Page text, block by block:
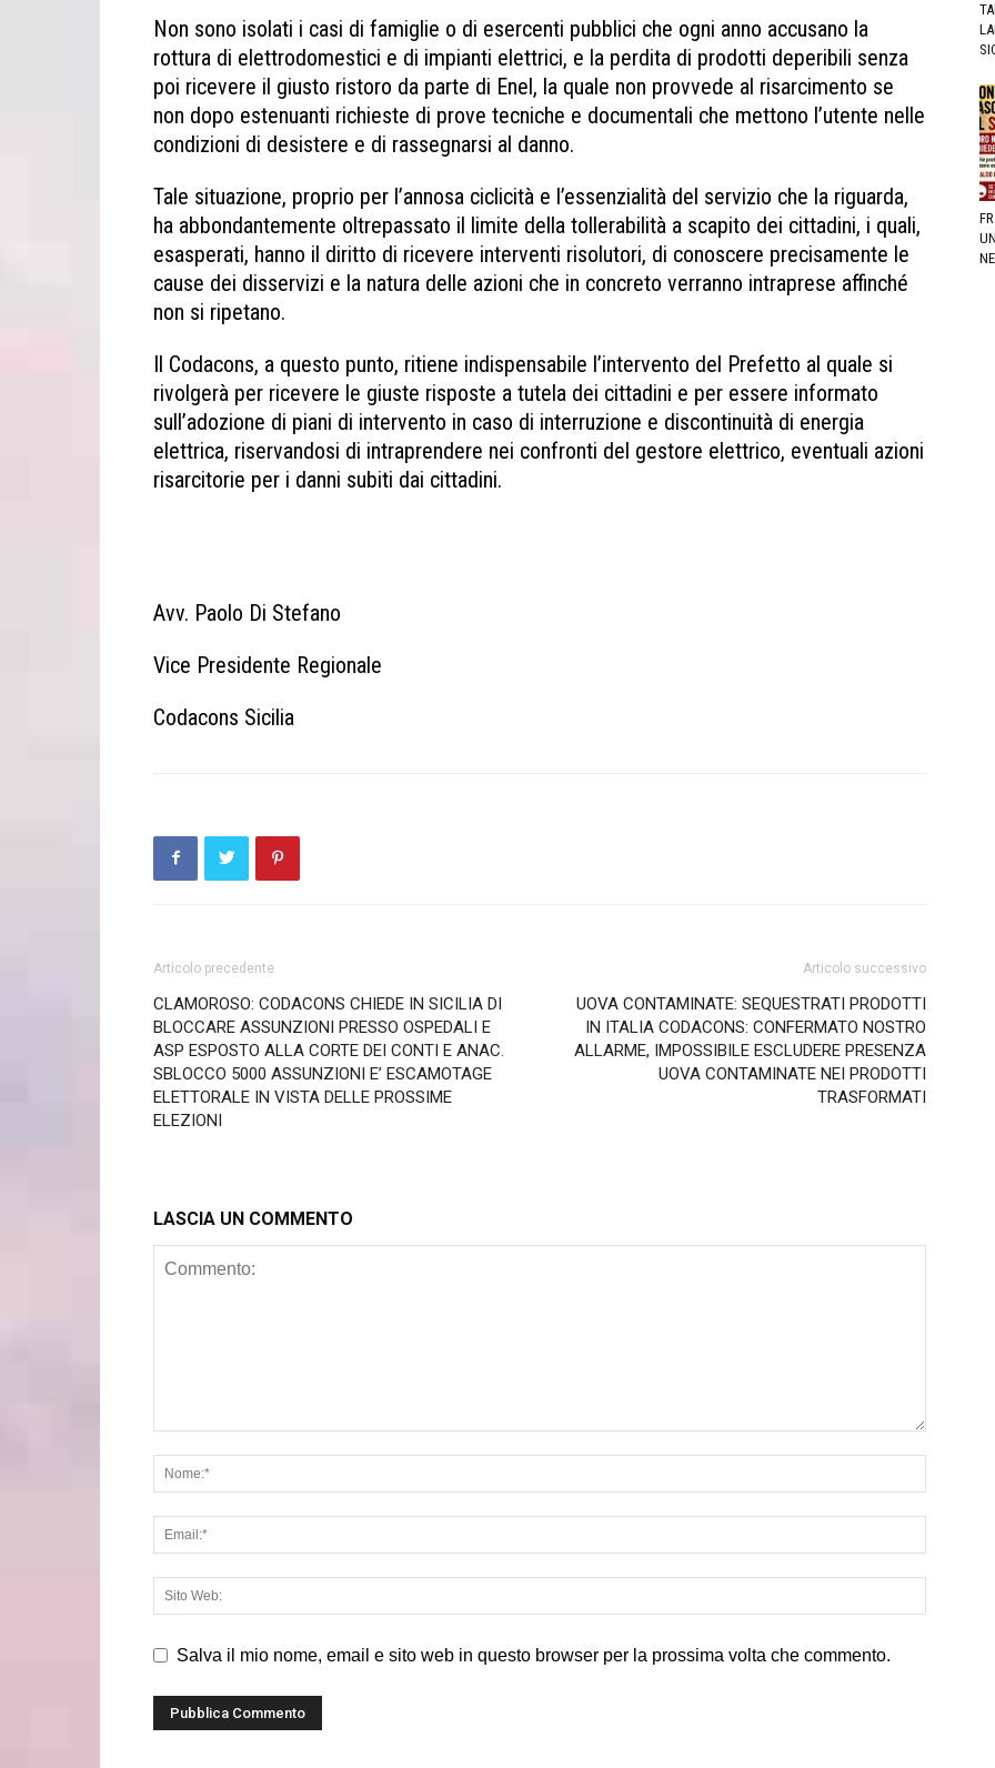
Non sono isolati i casi di famiglie o di esercenti pubblici che ogni anno accusano la
rottura di elettrodomestici e di impianti elettrici, e la perdita di prodotti deperibili senza
poi ricevere il giusto ristoro da parte di Enel, la quale non provvede al risarcimento se
non dopo estenuanti richieste di prove tecniche e documentali che mettono l’utente nelle
condizioni di desistere e di rassegnarsi al danno.
Tale situazione, proprio per l’annosa ciclicità e l’essenzialità del servizio che la riguarda,
ha abbondantemente oltrepassato il limite della tollerabilità a scapito dei cittadini, i quali,
esasperati, hanno il diritto di ricevere interventi risolutori, di conoscere precisamente le
cause dei disservizi e la natura delle azioni che in concreto verranno intraprese affinché
non si ripetano.
Il Codacons, a questo punto, ritiene indispensabile l’intervento del Prefetto al quale si
rivolgerà per ricevere le giuste risposte a tutela dei cittadini e per essere informato
sull’adozione di piani di intervento in caso di interruzione e discontinuità di energia
elettrica, riservandosi di intraprendere nei confronti del gestore elettrico, eventuali azioni
risarcitorie per i danni subiti dai cittadini.
Avv. Paolo Di Stefano
Vice Presidente Regionale
Codacons Sicilia
Articolo precedente
CLAMOROSO: CODACONS CHIEDE IN SICILIA DI
BLOCCARE ASSUNZIONI PRESSO OSPEDALI E
ASP ESPOSTO ALLA CORTE DEI CONTI E ANAC.
SBLOCCO 5000 ASSUNZIONI E’ ESCAMOTAGE
ELETTORALE IN VISTA DELLE PROSSIME
ELEZIONI
Articolo successivo
UOVA CONTAMINATE: SEQUESTRATI PRODOTTI
IN ITALIA CODACONS: CONFERMATO NOSTRO
ALLARME, IMPOSSIBILE ESCLUDERE PRESENZA
UOVA CONTAMINATE NEI PRODOTTI
TRASFORMATI
LASCIA UN COMMENTO
Salva il mio nome, email e sito web in questo browser per la prossima volta che commento.